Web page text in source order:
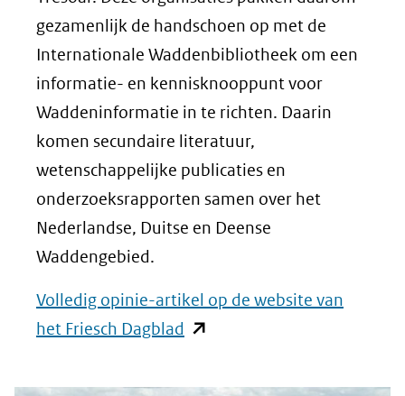
gezamenlijk de handschoen op met de
Internationale Waddenbibliotheek om een
informatie- en kennisknooppunt voor
Waddeninformatie in te richten. Daarin
komen secundaire literatuur,
wetenschappelijke publicaties en
onderzoeksrapporten samen over het
Nederlandse, Duitse en Deense
Waddengebied.
Volledig opinie-artikel op de website van
het Friesch Dagblad (opent
nieuw